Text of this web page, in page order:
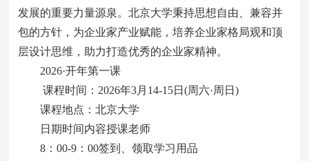
发展的重要力量源泉。北京大学秉持思想自由、兼容并
包的方针，为企业家产业赋能，培养企业家格局观和顶
层设计思维，助力打造优秀的企业家精神。
2026·开年第一课
课程时间：2026年3月14-15日(周六·周日)
课程地点：北京大学
日期时间内容授课老师
8：00-9：00签到、领取学习用品